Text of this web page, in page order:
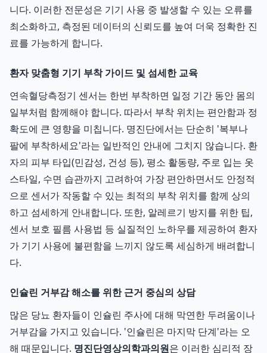
니다. 이러한 전문성은 기기 사용 중 발생할 수 있는 오류를
최소화하고, 측정된 데이터의 신뢰도를 높여 더욱 정확한 진
료를 가능하게 합니다.
환자 맞춤형 기기 부착 가이드 및 섬세한 교육
연속혈당측정기 센서는 한번 부착하면 일정 기간 동안 몸의
일부처럼 함께해야 합니다. 따라서 부착 위치는 편안함과 정
확도에 큰 영향을 미칩니다. 명진단에서는 단순히 '복부나
팔에 부착하세요'라는 일반적인 안내에 그치지 않습니다. 환
자의 피부 타입(민감성, 건성 등), 평소 활동량, 주로 입는 옷
스타일, 수면 습관까지 고려하여 가장 편안하면서도 안정적
으로 센서가 작동할 수 있는 최적의 부착 위치를 함께 상의
하고 섬세하게 안내합니다. 또한, 알레르기 방지를 위한 팁,
센서 보호 필름 사용법 등 실질적인 노하우를 제공하여 환자
가 기기 사용에 불편함을 느끼지 않도록 세심하게 배려합니
다.
인슐린 거부감 해소를 위한 근거 중심의 상담
많은 당뇨 환자들이 인슐린 주사에 대해 막연한 두려움이나
거부감을 가지고 있습니다. '인슐린은 마지막 단계'라는 오
해 때문입니다. 명진단영상의학과의원은 이러한 심리적 장